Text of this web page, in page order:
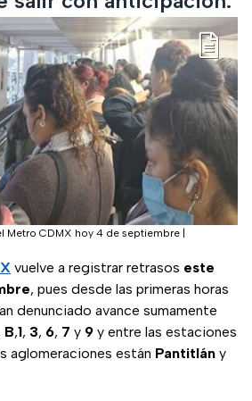
Metro CDMX hoy 4 de septiembre
vuelve a registrar retrasos este
, pues desde las primeras horas
denunciado avance sumamente
B,1, 3, 6, 7 y 9 y entre las estaciones
aglomeraciones están Pantitlán y